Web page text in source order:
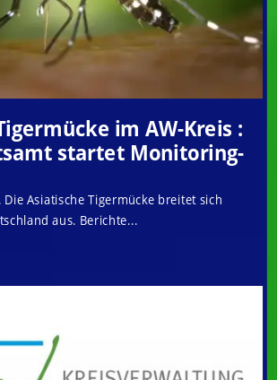
im AW-Kreis :
startet Monitoring-
Die Asiatische Tigermücke breitet sich
aus. Berichte...